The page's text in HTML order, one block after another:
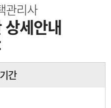
관리사
세안내
간